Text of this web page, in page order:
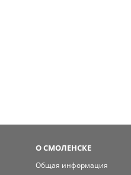
О СМОЛЕНСКЕ
Общая информация